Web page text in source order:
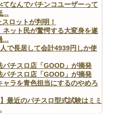
てなんでパチンコユーザーって
...
ロットが判明！
ネット民が驚愕する大変身を遂
...
で長居して会計4939円しか使
パチスロ店「GOOD」が摘発
パチスロ店「GOOD」が摘発
ラを青色担当にするのやめろ
最近のパチスロ型式試験はミミ